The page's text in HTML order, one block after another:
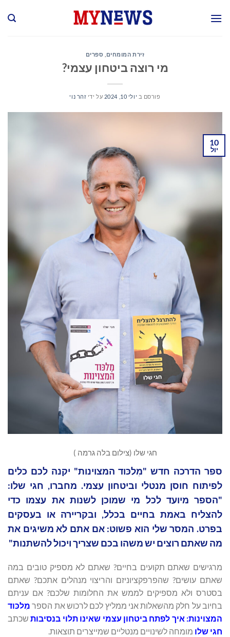
זירת המומחים ספרים
מי רוצה ביטחון עצמי?
פורסם ב יולי 10, 2024 על ידי זהר נוי
10
יול
חגי שלו (צילום בלה גרמה )
ספר הדרכה חדש "מִלכּוד המצוינות" יקנה לכם כלים
לפיתוח חוסן מנטלי וביטחון עצמי. מחברו, חגי שלו:
"הספר מיועד לכל מי שמוכן לשנות את עצמו כדי
להצליח באמת בחיים בכלל, ובקריירה או בעסקים
בפרט. המסר שלי הוא פשוט: אם אתם לא משיגים את
מה שאתם רוצים יש משהו בכם שצריך ויכול להשתנות"
מרגישים שאתם תקועים בחיים? שאתם לא מספיק טובים במה
שאתם עושים? שהפרפקציוניזם והריצוי מנהלים אתכם? שאתם
בסטרס ולא מספיקים לממש את החלומות שלכם? אם עניתם
בחיוב על חלק מהשאלות אני ממליץ לכם לרכוש את הספר מִלכּוד
המצוינות: איך לפתח ביטחון עצמי שאינו תלוי בנסיבותשכתב
חגי שלו מומחה לשינויים מנטליים שמייצרים תוצאות.